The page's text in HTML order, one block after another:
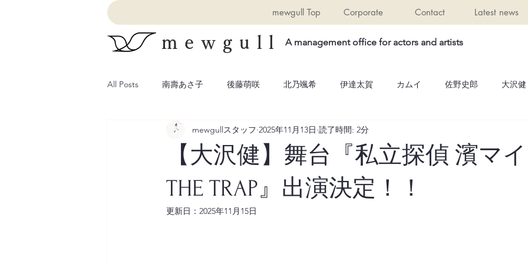
mewgull Top Corporate Contact Latest news
mewgull A management office for actors and artists
All Posts 南壽あさ子 後藤萌咲 北乃颯希 伊達太賀 カムイ 佐野史郎 大沢健
【大沢健】舞台『私立探偵 濱マ
THE TRAP』出演決定！！
mewgullスタッフ 2025年11月13日 読了時間: 2分
更新日： 2025年11月15日